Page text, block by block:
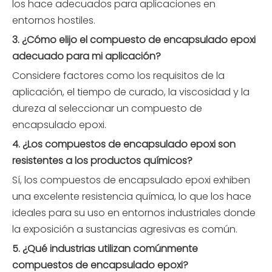
los hace adecuados para aplicaciones en
entornos hostiles.
3. ¿Cómo elijo el compuesto de encapsulado epoxi
adecuado para mi aplicación?
Considere factores como los requisitos de la
aplicación, el tiempo de curado, la viscosidad y la
dureza al seleccionar un compuesto de
encapsulado epoxi.
4. ¿Los compuestos de encapsulado epoxi son
resistentes a los productos químicos?
Sí, los compuestos de encapsulado epoxi exhiben
una excelente resistencia química, lo que los hace
ideales para su uso en entornos industriales donde
la exposición a sustancias agresivas es común.
5. ¿Qué industrias utilizan comúnmente
compuestos de encapsulado epoxi?